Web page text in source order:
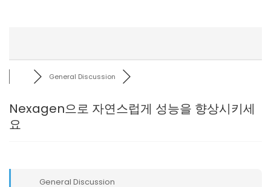
General Discussion
Nexagen으로 자연스럽게 성능을 향상시키세
요
General Discussion